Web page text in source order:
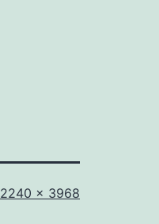
Taille
2240 × 3968